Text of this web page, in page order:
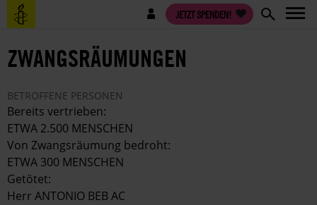
Direkt
zum
Benutzermenü JETZT SPENDEN!
ZWANGSRÄUMUNGEN
BETROFFENE PERSONEN
Bereits vertrieben:
ETWA 2.500 MENSCHEN
Von Zwangsräumung bedroht:
ETWA 300 MENSCHEN
Getötet:
Herr ANTONIO BEB AC